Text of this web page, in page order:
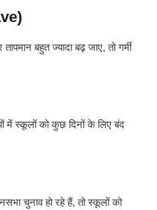
बहुत ज्यादा बढ़ जाए, तो गर्मी
में स्कूलों को कुछ दिनों के लिए बंद
चुनाव हो रहे हैं, तो स्कूलों को